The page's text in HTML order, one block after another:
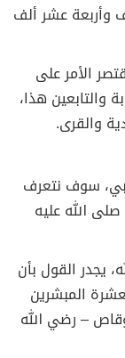
وأربعة عشر ألف
الأمر على
هذا،
والقرى.
سوف نتعرف
الله عليه
يجدر القول بأن
المبشرين
– رضي الله